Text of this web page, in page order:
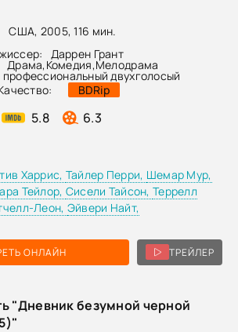
США, 2005, 116 мин.
Даррен Грант
Драма, Комедия,Мелодрама
профессиональный двухголосый
BDRip
5.8 6.3
ОНЛАЙН ТРЕЙЛЕР
Харрис, Тайлер Перри, Шемар Мур,
Тейлор, Сисели Тайсон,Террелл
Леон, Эйвери Найт,
"Дневник безумной черной